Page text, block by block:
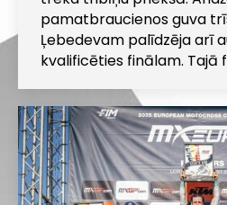
pamatbraucienos guva
Ļebedevam palīdzēja arī
kvalificēties finālam. Tajā